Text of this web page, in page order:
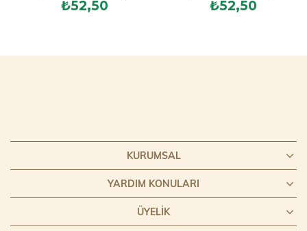
₺52,50 ₺52,50
KURUMSAL
YARDIM KONULARI
ÜYELIK